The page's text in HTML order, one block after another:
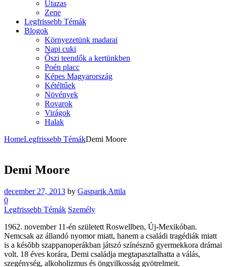
Utazas
Zene
Legfrissebb Témák
Blogok
Környezetünk madarai
Napi cuki
Őszi teendők a kertünkben
Poén placc
Képes Magyarország
Kétéltűek
Növények
Rovarok
Virágok
Halak
HomeLegfrissebb TémákDemi Moore
Demi Moore
december 27, 2013 by Gasparik Attila
0
Legfrissebb Témák Személy
1962. november 11-én született Roswellben, Új-Mexikóban.
Nemcsak az állandó nyomor miatt, hanem a családi tragédiák miatt
is a késõbb szappanoperákban játszó színésznõ gyermekkora drámai
volt. 18 éves korára, Demi családja megtapasztalhatta a válás,
szegénység, alkoholizmus és öngyilkosság gyötrelmeit.